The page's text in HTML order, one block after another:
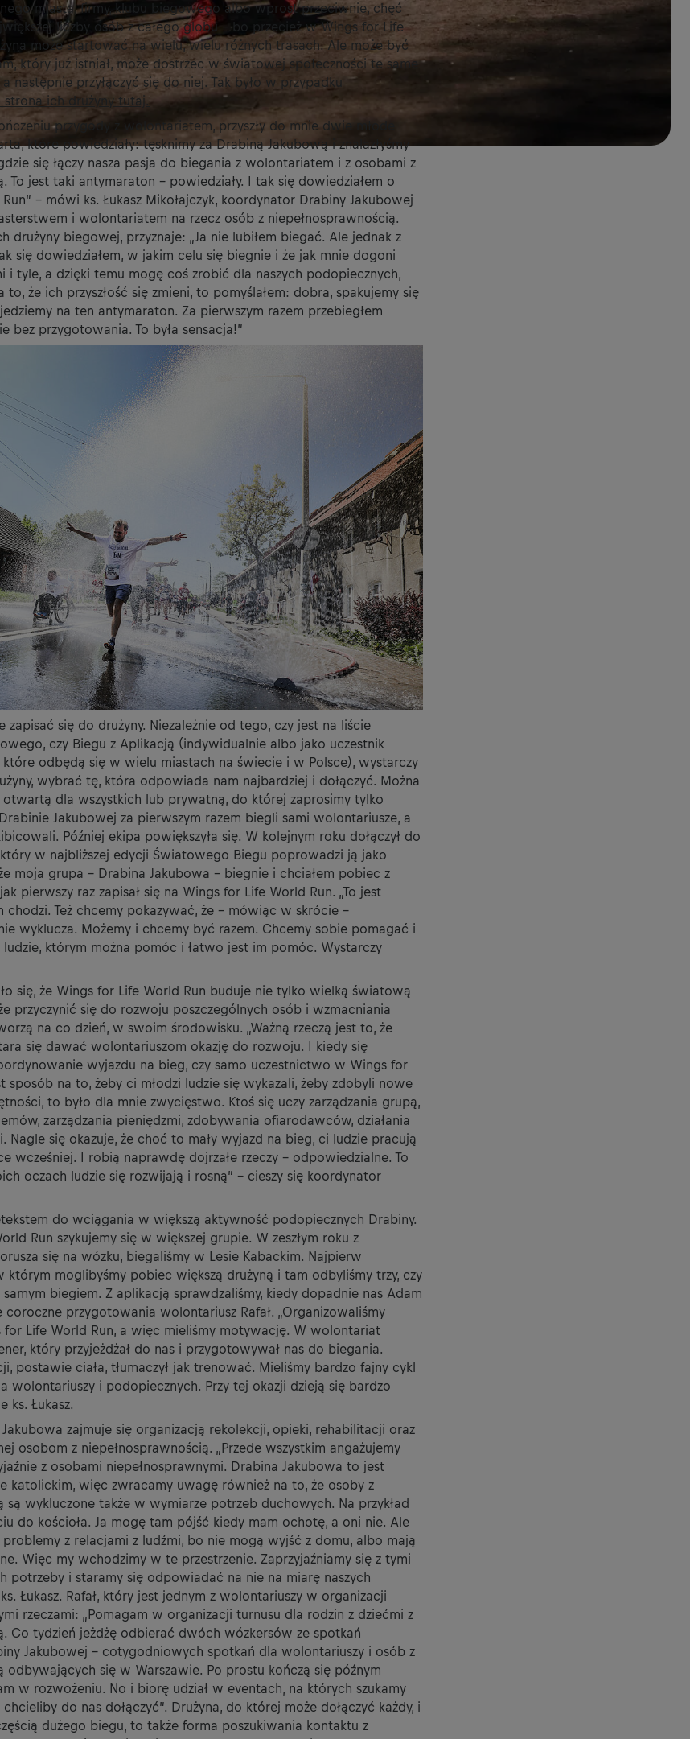
miasta, firmy, klubu biegowego albo wprost przeciwnie, chęć
liczby osób z całego globu – bo przecież w Wings for Life
może startować na wielu, wielu różnych trasach. Ale może być
który już istniał, może dostrzec w światowej społeczności te same
następnie przyłączyć się do niej. Tak było w przypadku
strona ich drużyny tutaj.
przygody z wolontariatem, przyszły do mnie dwie młode
które powiedziały: tęsknimy zaDrabiną Jakubowąi znalazłyśmy
się łączy nasza pasja do biegania z wolontariatem i z osobami z
To jest taki antymaraton – powiedziały. I tak się dowiedziałem o
– mówi ks. Łukasz Mikołajczyk, koordynator Drabiny Jakubowej
i wolontariatem na rzecz osób z niepełnosprawnością.
drużyny biegowej, przyznaje: „Ja nie lubiłem biegać. Ale jednak z
się dowiedziałem, w jakim celu się biegnie i że jak mnie dogoni
i tyle, a dzięki temu mogę coś zrobić dla naszych podopiecznych,
że ich przyszłość się zmieni, to pomyślałem: dobra, spakujemy się
na ten antymaraton. Za pierwszym razem przebiegłem
bez przygotowania. To była sensacja!”
zapisać się do drużyny. Niezależnie od tego, czy jest na liście
czy Biegu z Aplikacją (indywidualnie albo jako uczestnik
które odbędą się w wielu miastach na świecie i w Polsce), wystarczy
wybrać tę, która odpowiada nam najbardziej i dołączyć. Można
otwartą dla wszystkich lub prywatną, do której zaprosimy tylko
Jakubowej za pierwszym razem biegli sami wolontariusze, a
Później ekipa powiększyła się. W kolejnym roku dołączył do
który w najbliższej edycji Światowego Biegu poprowadzi ją jako
że moja grupa - Drabina Jakubowa - biegnie i chciałem pobiec z
pierwszy raz zapisał się na Wings for Life World Run. „To jest
chodzi. Też chcemy pokazywać, że – mówiąc w skrócie –
wyklucza. Możemy i chcemy być razem. Chcemy sobie pomagać i
ludzie, którym można pomóc i łatwo jest im pomóc. Wystarczy
się, że Wings for Life World Run buduje nie tylko wielką światową
przyczynić się do rozwoju poszczególnych osób i wzmacniania
na co dzień, w swoim środowisku. „Ważną rzeczą jest to, że
się dawać wolontariuszom okazję do rozwoju. I kiedy się
wyjazdu na bieg, czy samo uczestnictwo w Wings for
sposób na to, żeby ci młodzi ludzie się wykazali, żeby zdobyli nowe
to było dla mnie zwycięstwo. Ktoś się uczy zarządzania grupą,
zarządzania pieniędzmi, zdobywania ofiarodawców, działania
Nagle się okazuje, że choć to mały wyjazd na bieg, ci ludzie pracują
wcześniej. I robią naprawdę dojrzałe rzeczy - odpowiedzialne. To
oczach ludzie się rozwijają i rosną” – cieszy się koordynator
do wciągania w większą aktywność podopiecznych Drabiny.
Run szykujemy się w większej grupie. W zeszłym roku z
się na wózku, biegaliśmy w Lesie Kabackim. Najpierw
którym moglibyśmy pobiec większą drużyną i tam odbyliśmy trzy, czy
biegiem. Z aplikacją sprawdzaliśmy, kiedy dopadnie nas Adam
coroczne przygotowania wolontariusz Rafał. „Organizowaliśmy
for Life World Run, a więc mieliśmy motywację. W wolontariat
który przyjeżdżał do nas i przygotowywał nas do biegania.
postawie ciała, tłumaczył jak trenować. Mieliśmy bardzo fajny cykl
wolontariuszy i podopiecznych. Przy tej okazji dzieją się bardzo
ks. Łukasz.
zajmuje się organizacją rekolekcji, opieki, rehabilitacji oraz
osobom z niepełnosprawnością. „Przede wszystkim angażujemy
z osobami niepełnosprawnymi. Drabina Jakubowa to jest
katolickim, więc zwracamy uwagę również na to, że osoby z
są wykluczone także w wymiarze potrzeb duchowych. Na przykład
do kościoła. Ja mogę tam pójść kiedy mam ochotę, a oni nie. Ale
z relacjami z ludźmi, bo nie mogą wyjść z domu, albo mają
Więc my wchodzimy w te przestrzenie. Zaprzyjaźniamy się z tymi
potrzeby i staramy się odpowiadać na nie na miarę naszych
Łukasz. Rafał, który jest jednym z wolontariuszy w organizacji
rzeczami: „Pomagam w organizacji turnusu dla rodzin z dziećmi z
Co tydzień jeżdżę odbierać dwóch wózkersów ze spotkań
Jakubowej – cotygodniowych spotkań dla wolontariuszy i osób z
odbywających się w Warszawie. Po prostu kończą się późnym
w rozwożeniu. No i biorę udział w eventach, na których szukamy
do nas dołączyć”. Drużyna, do której może dołączyć każdy, i
dużego biegu, to także forma poszukiwania kontaktu z